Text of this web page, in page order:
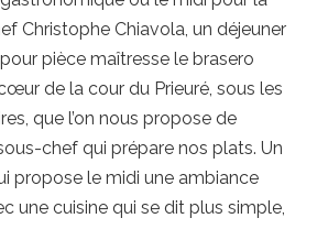
Christophe Chiavola, un déjeuner
pièce maîtresse le brasero
de la cour du Prieuré, sous les
que l’on nous propose de
chef qui prépare nos plats. Un
propose le midi une ambiance
une cuisine qui se dit plus simple,